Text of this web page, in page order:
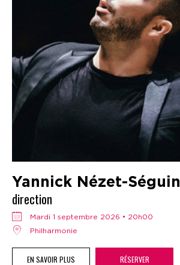
Yannick Nézet-Séguin
direction
mardi 1 septembre 2026 • 20h00
Philharmonie
EN SAVOIR PLUS RÉSERVER